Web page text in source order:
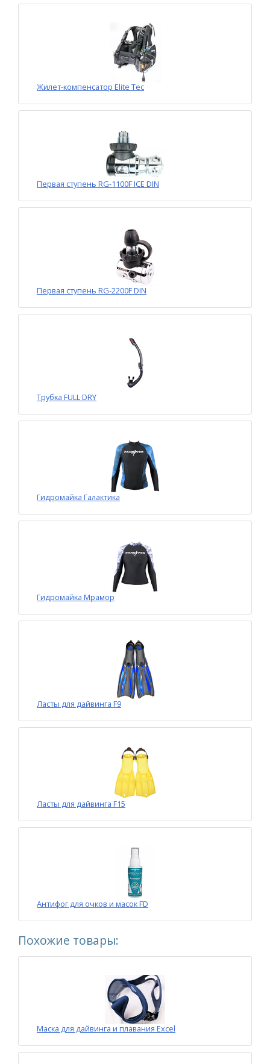
Жилет-компенсатор Elite Tec
Первая ступень RG-1100F ICE DIN
Первая ступень RG-2200F DIN
Трубка FULL DRY
Гидромайка Галактика
Гидромайка Мрамор
Ласты для дайвинга F9
Ласты для дайвинга F15
Антифог для очков и масок FD
Похожие товары:
Маска для дайвинга и плавания Excel